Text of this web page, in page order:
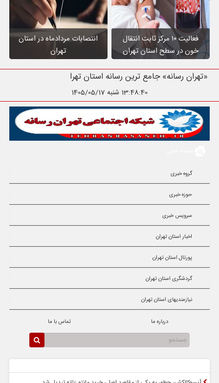
فعالیت ۱۰ مرکز ثابت انتقال
خون در سطح استان تهران
انتصابات مردادماه در استان
تهران
«تهران رسانه» جامع ترین رسانه استان
13:48:41 شنبه 1405/05/17
گروه خبری
حوزه خبری
سرویس خبری
اخبار استان تهران
پورتال استان تهران
گردشگری استان تهران
نیازمندیهای استان تهران
درباره ما تماس با ما